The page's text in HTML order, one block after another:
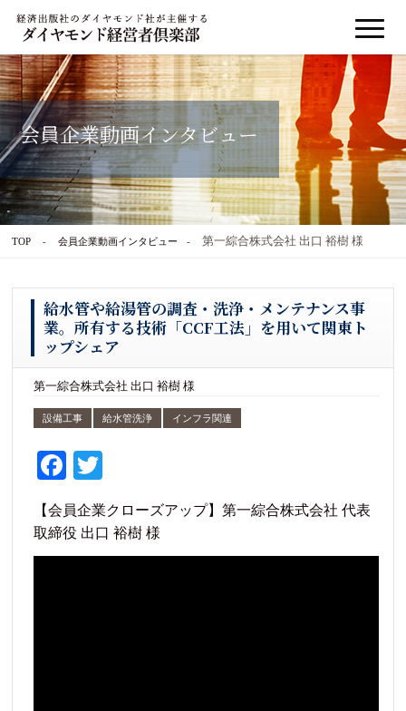
会員企業動画インタビュー
TOP 会員企業動画インタビュー 第一綜合株式会社 出口 裕樹 様
給水管や給湯管の調査・洗浄・メンテナンス事
業。所有する技術「CCF工法」を用いて関東ト
ップシェア
第一綜合株式会社 出口 裕樹 様
設備工事 給水管洗浄 インフラ関連
Fa
bo
ok
tte
r
【会員企業クローズアップ】第一綜合株式会社 代表
取締役 出口 裕樹 様